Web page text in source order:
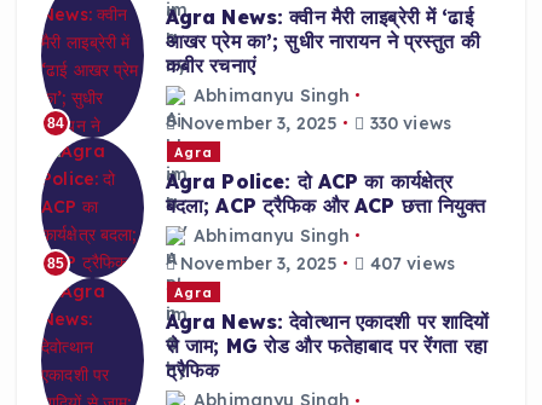
84
Agra News: क्वीन मैरी लाइब्रेरी में ‘ढाई
आखर प्रेम का’; सुधीर नारायन ने प्रस्तुत की
कबीर रचनाएं
Abhimanyu Singh
November 3, 2025
330 views
85
Agra
Agra Police: दो ACP का कार्यक्षेत्र
बदला; ACP ट्रैफिक और ACP छत्ता नियुक्त
Abhimanyu Singh
November 3, 2025
407 views
Agra
Agra News: देवोत्थान एकादशी पर शादियों
से जाम; MG रोड और फतेहाबाद पर रेंगता रहा
ट्रैफिक
Abhimanyu Singh